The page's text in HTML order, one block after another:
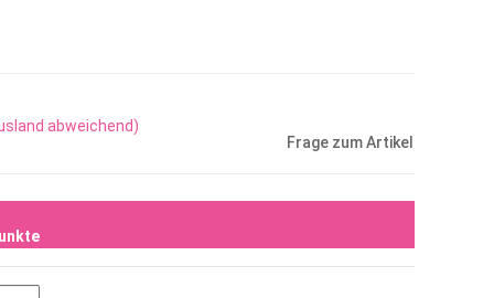
abweichend)
Frage zum Artikel